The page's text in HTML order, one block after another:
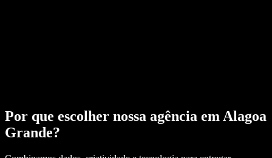
Por que escolher nossa agência em Alagoa
Grande?